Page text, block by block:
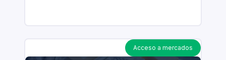
Acceso a mercados